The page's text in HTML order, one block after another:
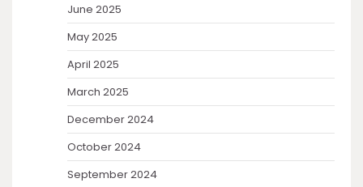
June 2025
May 2025
April 2025
March 2025
December 2024
October 2024
September 2024